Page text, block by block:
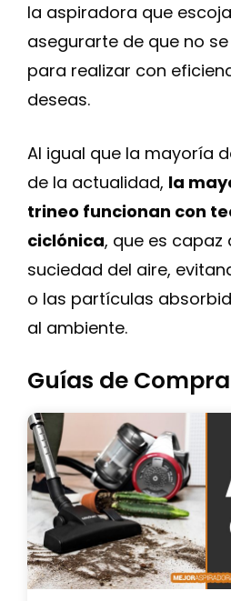
la aspiradora que
asegurarte de que no
para realizar con
deseas.
Al igual que la mayoría
de la actualidad, la
trineo funcionan con
ciclónica, que es capaz
suciedad del aire,
o las partículas
al ambiente.
Guías de